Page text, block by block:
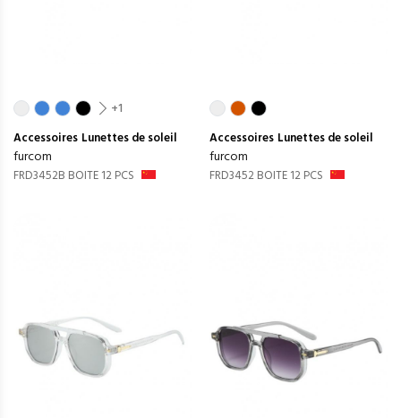
+1
Accessoires Lunettes de soleil
furcom
FRD3452B BOITE 12 PCS
Accessoires Lunettes de soleil
furcom
FRD3452 BOITE 12 PCS